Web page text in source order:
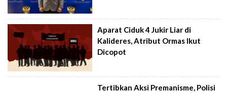
Aparat Ciduk 4 Jukir Liar di
Kalideres, Atribut Ormas Ikut
Dicopot
Tertibkan Aksi Premanisme, Polisi